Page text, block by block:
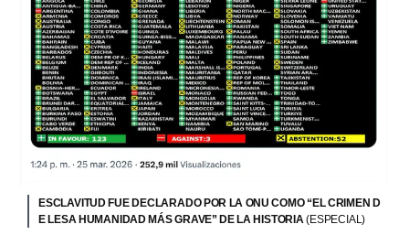
ESCLAVITUD FUE DECLARADO POR LA ONU COMO “EL CRIMEN D
E LESA HUMANIDAD MÁS GRAVE” DE LA HISTORIA(ESPECIAL)